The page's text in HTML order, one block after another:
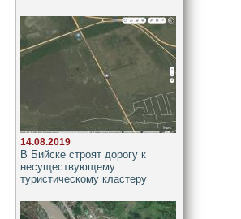
14.08.2019
В Бийске строят дорогу к
несуществующему
туристическому кластеру